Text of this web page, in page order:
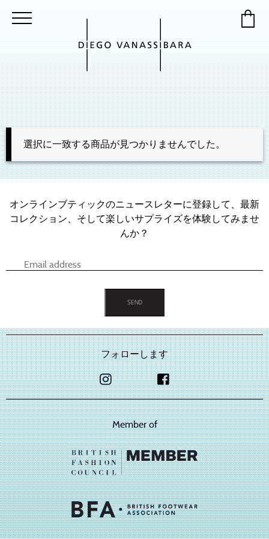
選択に一致する商品が見つかりませんでした。
オンラインブティックのニュースレターに登録して、最新
コレクション、そして楽しいサプライズを体験してみませ
んか？
フォローします
Member of